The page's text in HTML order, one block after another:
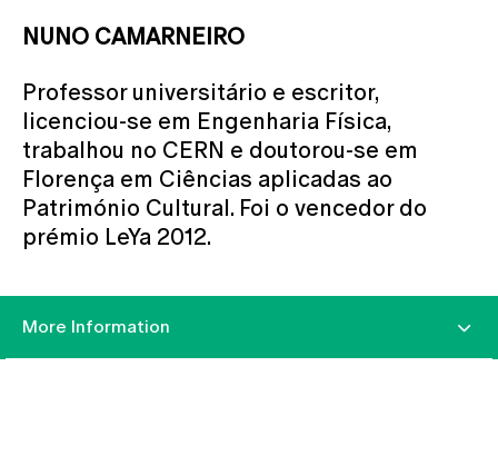
NUNO CAMARNEIRO
Professor universitário e escritor,
licenciou-se em Engenharia Física,
trabalhou no CERN e doutorou-se em
Florença em Ciências aplicadas ao
Património Cultural. Foi o vencedor do
prémio LeYa 2012.
More Information